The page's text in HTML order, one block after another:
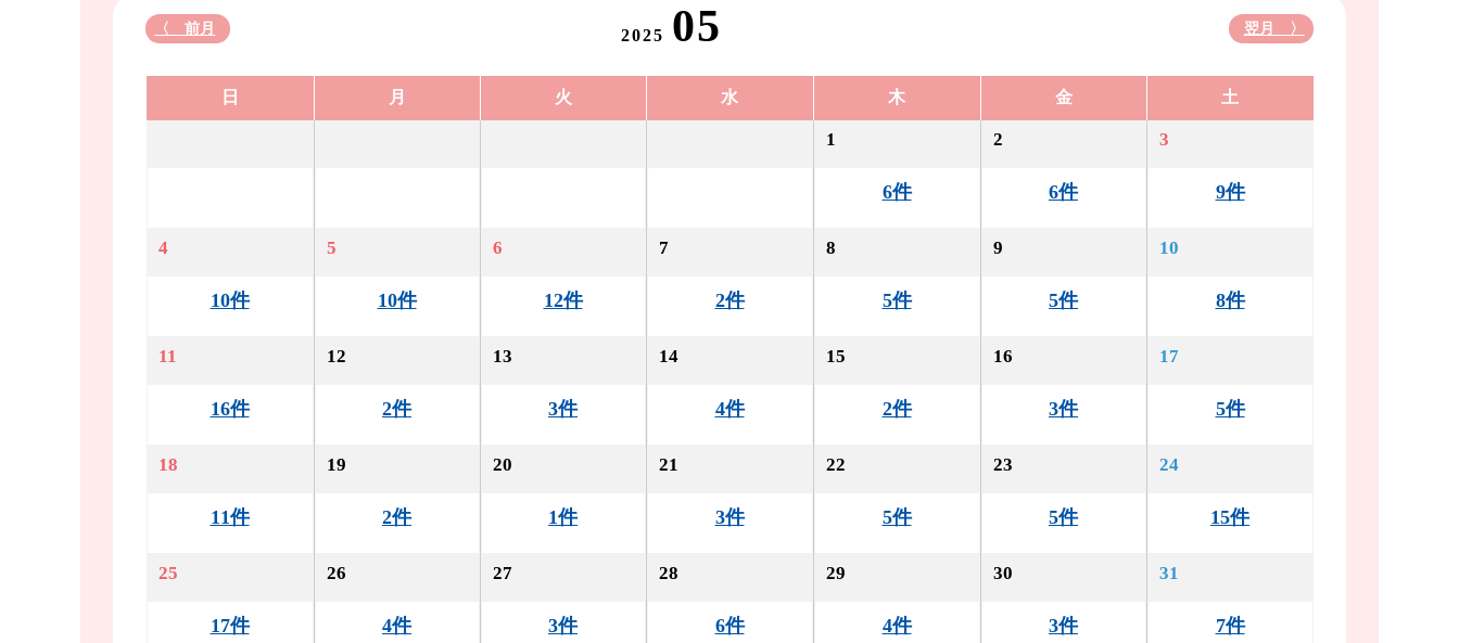
2025 05
〈 前月 翌月 〉
日 月 火 水 木 金 土
1
6件
2
6件
3
9件
4
10件
5
10件
6
12件
7
2件
8
5件
9
5件
10
8件
11
16件
12
2件
13
3件
14
4件
15
2件
16
3件
17
5件
18
11件
19
2件
20
1件
21
3件
22
5件
23
5件
24
15件
25
17件
26
4件
27
3件
28
6件
29
4件
30
3件
31
7件